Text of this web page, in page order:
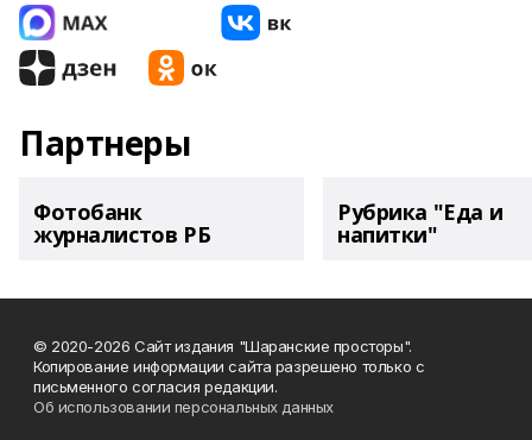
Партнеры
Фотобанк
журналистов РБ
Рубрика "Еда и
напитки"
© 2020-2026 Сайт издания "Шаранские просторы".
Копирование информации сайта разрешено только с
письменного согласия редакции.
Об использовании персональных данных